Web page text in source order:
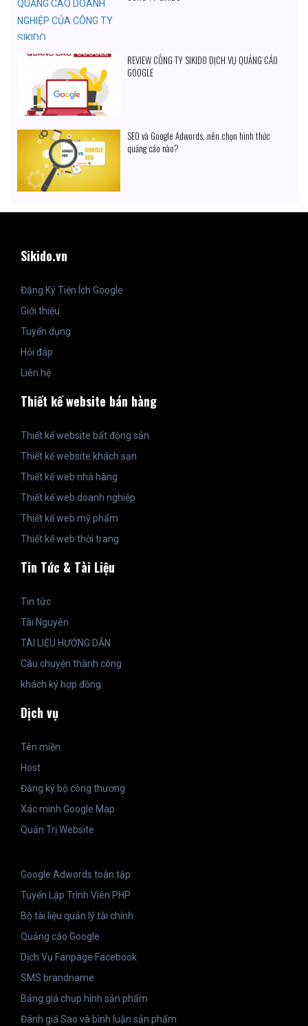
REVIEW CÔNG TY SIKIDO DỊCH VỤ QUẢNG CÁO
GOOGLE
SEO và Google Adwords, nên chọn hình thức
quảng cáo nào?
Sikido.vn
Đăng Ký Tiện Ích Google
Giới thiệu
Tuyển dụng
Hỏi đáp
Liên hệ
Thiết kế website bán hàng
Thiết kế website bất động sản
Thiết kế website khách sạn
Thiết kế web nhà hàng
Thiết kế web doanh nghiệp
Thiết kế web mỹ phẩm
Thiết kế web thời trang
Tin Tức & Tài Liệu
Tin tức
Tài Nguyên
TÀI LIỆU HƯỚNG DẪN
Câu chuyện thành công
khách ký hợp đồng
Dịch vụ
Tên miền
Host
Đăng ký bộ công thương
Xác minh Google Map
Quản Trị Website
Google Adwords toàn tập
Tuyển Lập Trình Viên PHP
Bộ tài liệu quản lý tài chính
Quảng cáo Google
Dịch Vụ Fanpage Facebook
SMS brandname
Bảng giá chụp hình sản phẩm
Đánh giá Sao và bình luận sản phẩm